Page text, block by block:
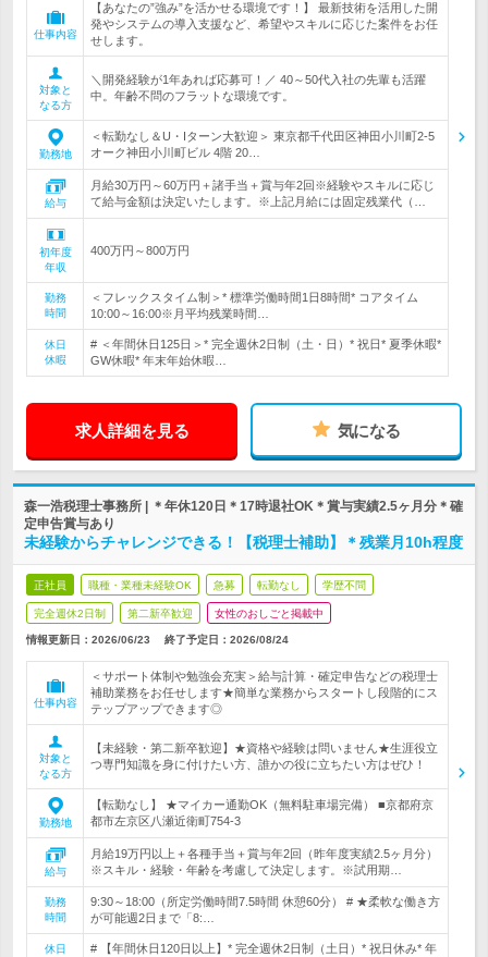
仕事内容
【あなたの”強み”を活かせる環境です！】 最新技術を活用した開
発やシステムの導入支援など、希望やスキルに応じた案件をお任
せします。
対象と
なる方
＼開発経験が1年あれば応募可！／ 40～50代入社の先輩も活躍
中。年齢不問のフラットな環境です。
勤務地
＜転勤なし＆U・Iターン大歓迎＞ 東京都千代田区神田小川町2-5
オーク神田小川町ビル 4階 20…
給与
月給30万円～60万円＋諸手当＋賞与年2回※経験やスキルに応じ
て給与金額は決定いたします。※上記月給には固定残業代（…
初年度
年収
400万円～800万円
勤務
時間
＜フレックスタイム制＞* 標準労働時間1日8時間* コアタイム
10:00～16:00※月平均残業時間…
休日
休暇
# ＜年間休日125日＞* 完全週休2日制（土・日）* 祝日* 夏季休暇*
GW休暇* 年末年始休暇…
求人詳細を見る 気になる
森一浩税理士事務所 | ＊年休120日＊17時退社OK＊賞与実績2.5ヶ月分＊確
定申告賞与あり
未経験からチャレンジできる！【税理士補助】＊残業月10h程度
正社員 職種・業種未経験OK 急募 転勤なし 学歴不問
完全週休2日制 第二新卒歓迎 女性のおしごと掲載中
情報更新日：2026/06/23 終了予定日： 2026/08/24
仕事内容
＜サポート体制や勉強会充実＞給与計算・確定申告などの税理士
補助業務をお任せします★簡単な業務からスタートし段階的にス
テップアップできます◎
対象と
なる方
【未経験・第二新卒歓迎】★資格や経験は問いません★生涯役立
つ専門知識を身に付けたい方、誰かの役に立ちたい方はぜひ！
勤務地
【転勤なし】 ★マイカー通勤OK（無料駐車場完備） ■京都府京
都市左京区八瀬近衛町754-3
給与
月給19万円以上＋各種手当＋賞与年2回（昨年度実績2.5ヶ月分）
※スキル・経験・年齢を考慮して決定します。※試用期…
勤務
時間
9:30～18:00（所定労働時間7.5時間 休憩60分） # ★柔軟な働き方
が可能週2日まで「8:…
休日
# 【年間休日120日以上】* 完全週休2日制（土日）* 祝日休み* 年